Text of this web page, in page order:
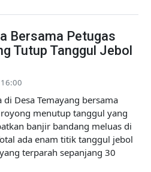
Bersama Petugas
Tutup Tanggul Jebol
Desa Temayang bersama
menutup tanggul yang
banjir bandang meluas di
ada enam titik tanggul jebol
terparah sepanjang 30